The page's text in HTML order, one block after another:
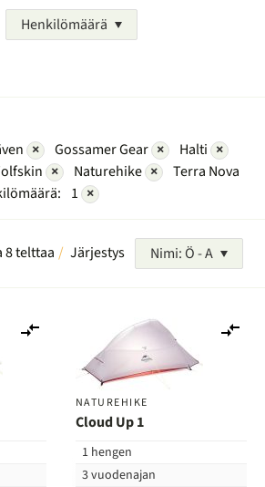
Henkilömäärä
× Gossamer Gear × Halti ×
× Naturehike ×
Terra Nova
1 ×
8 telttaa Järjestys Nimi: Ö - A
NATUREHIKE
Cloud Up 1
1 hengen
3 vuodenajan